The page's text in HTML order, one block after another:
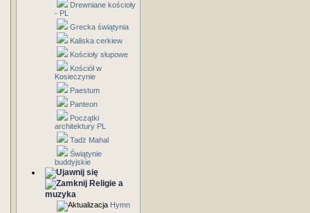
Drewniane kościoły
- PL
Grecka świątynia
Kaliska cerkiew
Kościoły słupowe
Kościół w
Kosieczynie
Paestum
Panteon
Początki
architektury PL
Tadż Mahal
Świątynie
buddyjskie
Religie a
muzyka
Hymn